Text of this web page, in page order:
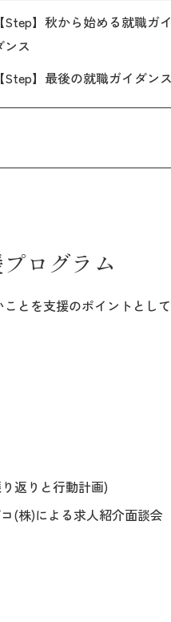
【Step】秋から始める就職ガ
ンス
【Step】最後の就職ガイダン
ログラム
とを支援のポイントとして
返りと行動計画)
(株)による求人紹介面談会